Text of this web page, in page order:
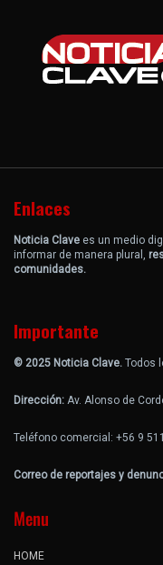
Enlaces
Noticia Clave es un medio
informar de manera plural,
comunidades.
Importante
© 2025 Noticia Clave. Todos
Dirección: Av. Alonso de
Teléfono comercial: +56 9
Correo de reportajes y
Menu
HOME